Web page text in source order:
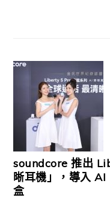
soundcore 推出
晰耳機」，導入
盒